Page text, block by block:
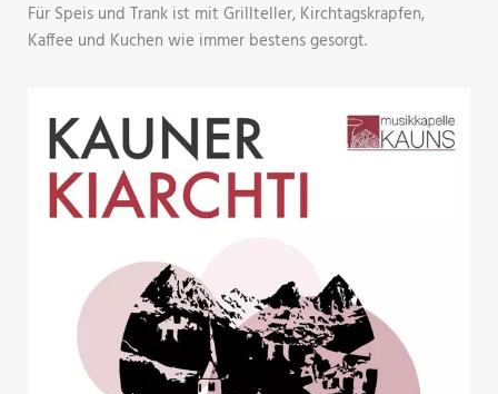
Für Speis und Trank ist mit Grillteller, Kirchtagskrapfen,
Kaffee und Kuchen wie immer bestens gesorgt.